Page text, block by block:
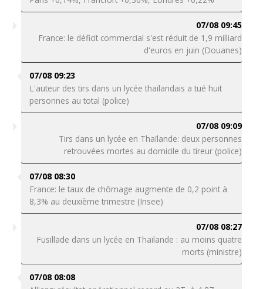
07/08 09:45
France: le déficit commercial s'est réduit de 1,9 milliard
d'euros en juin (Douanes)
07/08 09:23
L'auteur des tirs dans un lycée thaïlandais a tué huit
personnes au total (police)
07/08 09:09
Tirs dans un lycée en Thaïlande: deux personnes
retrouvées mortes au domicile du tireur (police)
07/08 08:30
France: le taux de chômage augmente de 0,2 point à
8,3% au deuxième trimestre (Insee)
07/08 08:27
Fusillade dans un lycée en Thaïlande : au moins quatre
morts (ministre)
07/08 08:08